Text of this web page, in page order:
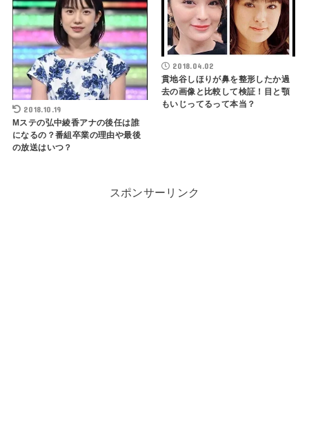
2018.10.19
Mステの弘中綾香アナの後任は誰
になるの？番組卒業の理由や最後
の放送はいつ？
2018.04.02
貫地谷しほりが鼻を整形したか過
去の画像と比較して検証！目と顎
もいじってるって本当？
スポンサーリンク